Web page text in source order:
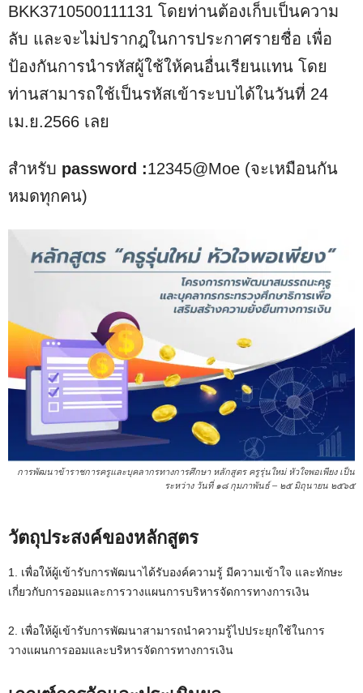
e
BKK3710500111131 โดยท่านต้องเก็บเป็นความ
ลับ และจะไม่ปรากฎในการประกาศรายชื่อ เพื่อ
ป้องกันการนำรหัสผู้ใช้ให้คนอื่นเรียนแทน โดย
ท่านสามารถใช้เป็นรหัสเข้าระบบได้ในวันที่ 24
เม.ย.2566 เลย
สำหรับ password :12345@Moe (จะเหมือนกัน
หมดทุกคน)
การพัฒนาข้าราชการครูและบุคลากรทางการศึกษา หลักสูตร ครูรุ่นใหม่ หัวใจพอเพียง เป็น
ระหว่าง วันที่ ๑๘ กุมภาพันธ์ – ๒๕ มิถุนายน ๒๕๖๕
วัตถุประสงค์ของหลักสูตร
1. เพื่อให้ผู้เข้ารับการพัฒนาได้รับองค์ความรู้ มีความเข้าใจ และทักษะ
เกี่ยวกับการออมและการวางแผนการบริหารจัดการทางการเงิน
2. เพื่อให้ผู้เข้ารับการพัฒนาสามารถนำความรู้ไปประยุกใช้ในการ
วางแผนการออมและบริหารจัดการทางการเงิน